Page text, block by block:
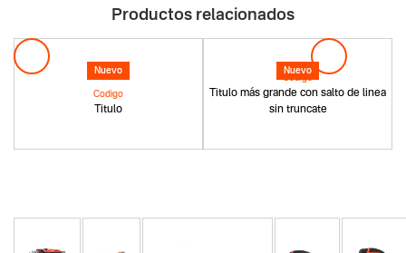
Productos relacionados
Nuevo
Titulo
Codigo
Nuevo
Titulo más grande con salto de linea
sin truncate
Codigo